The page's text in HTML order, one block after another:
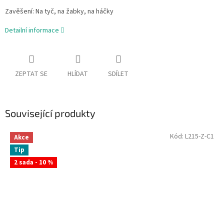
Zavěšení: Na tyč, na žabky, na háčky
Detailní informace
ZEPTAT SE HLÍDAT SDÍLET
Související produkty
Akce
Tip
2 sada - 10 %
Kód: L215-Z-C1